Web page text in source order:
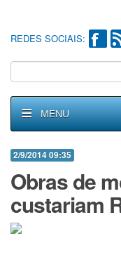
REDES SOCIAIS:
MENU
2/9/2014 09:35
Obras de
custariam